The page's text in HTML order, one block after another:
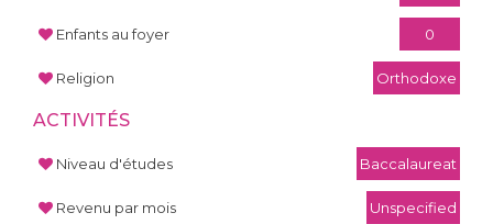
Enfants au foyer 0
Religion Orthodoxe
ACTIVITÉS
Niveau d'études Baccalaureat
Revenu par mois Unspecified